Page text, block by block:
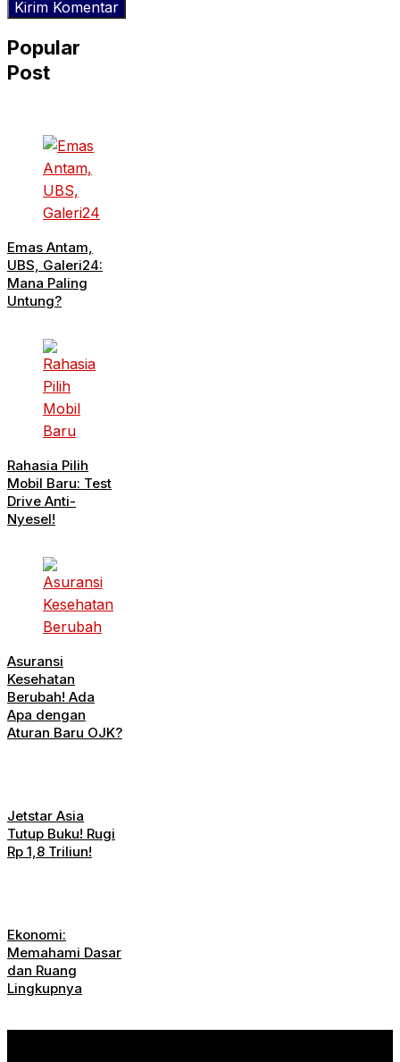
Popular
Post
Emas Antam,
UBS, Galeri24:
Mana Paling
Untung?
Rahasia Pilih
Mobil Baru: Test
Drive Anti-
Nyesel!
Asuransi
Kesehatan
Berubah! Ada
Apa dengan
Aturan Baru OJK?
Jetstar Asia
Tutup Buku! Rugi
Rp 1,8 Triliun!
Ekonomi:
Memahami Dasar
dan Ruang
Lingkupnya